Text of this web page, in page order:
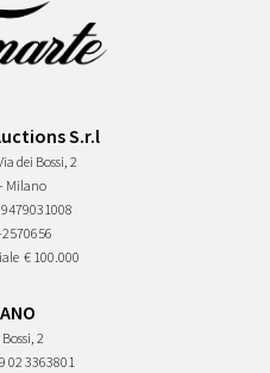
S.r.l
dei Bossi, 2
Milano
€ 100.000
2
02 3363801